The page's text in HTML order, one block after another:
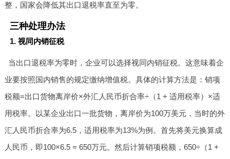
整，国家会降低其出口退税率直至为零。
三种处理办法
1. 视同内销征税
当出口退税率为零时，企业可以选择视同内销征税。这意味着企
业要按照国内销售的规定缴纳增值税。具体的计算方法是：销项
税额=出口货物离岸价×外汇人民币折合率÷（1 + 适用税率）×适
用税率。以某企业出口一批货物，离岸价为100万美元，当时的外
汇人民币折合率为6.5，适用税率为13%为例。首先将美元换算成
人民币，即100×6.5 = 650万元。然后计算销项税额，650÷（1 +